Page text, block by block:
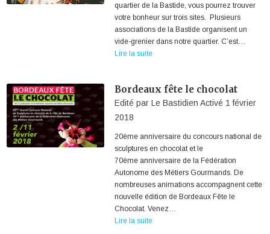
quartier de la Bastide, vous pourrez trouver
votre bonheur sur trois sites. Plusieurs
associations de la Bastide organisent un
vide-grenier dans notre quartier. C’est…
Lire la suite
Bordeaux fête le chocolat
Edité par Le Bastidien Activé 1 février
2018
20ème anniversaire du concours national de
sculptures en chocolat et le
70ème anniversaire de la Fédération
Autonome des Métiers Gourmands. De
nombreuses animations accompagnent cette
nouvelle édition de Bordeaux Fête le
Chocolat. Venez…
Lire la suite